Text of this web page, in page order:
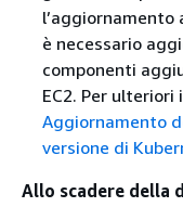
è necessario
componenti
EC2. Per
Aggiornamento
versione di
Allo scadere della